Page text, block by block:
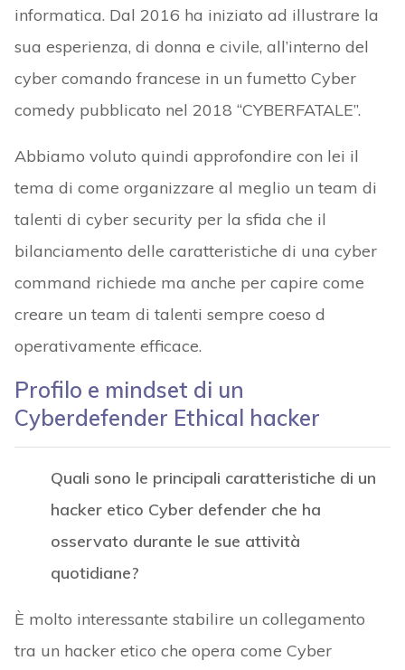
informatica. Dal 2016 ha iniziato ad illustrare la
sua esperienza, di donna e civile, all’interno del
cyber comando francese in un fumetto Cyber
comedy pubblicato nel 2018 “CYBERFATALE”.
Abbiamo voluto quindi approfondire con lei il
tema di come organizzare al meglio un team di
talenti di cyber security per la sfida che il
bilanciamento delle caratteristiche di una cyber
command richiede ma anche per capire come
creare un team di talenti sempre coeso d
operativamente efficace.
Profilo e mindset di un
Cyberdefender Ethical hacker
Quali sono le principali caratteristiche di un
hacker etico Cyber ​​defender che ha
osservato durante le sue attività
quotidiane?
È molto interessante stabilire un collegamento
tra un hacker etico che opera come Cyber ​​